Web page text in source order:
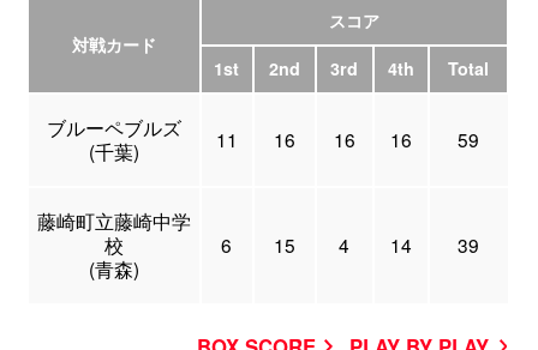
対戦カード
スコア
1st
2nd 3rd 4th Total
ブルーペブルズ
(千葉)
11 16 16 16 59
藤崎町立藤崎中学
校
(青森)
6 15 4 14 39